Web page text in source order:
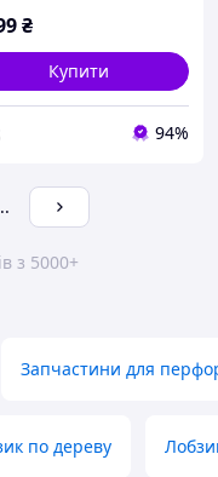
₴
Купити
94%
з 5000+
Запчастини для
по дереву